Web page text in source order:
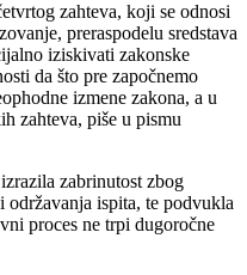
zahteva, koji se odnosi
preraspodelu sredstava
iziskivati zakonske
da što pre započnemo
izmene zakona, a u
zahteva, piše u pismu
zabrinutost zbog
održavanja ispita, te podvukla
proces ne trpi dugoročne